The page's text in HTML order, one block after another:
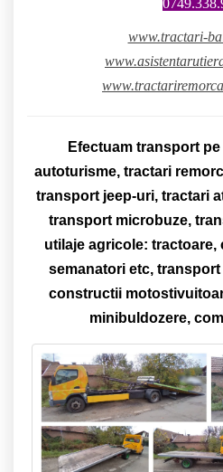
www.tractari-
Efectuam transport
autoturisme, tractari
transport jeep-uri, tractari
transport microbuze,
utilaje agricole:
semanatori etc,
constructii
minibuldozere,